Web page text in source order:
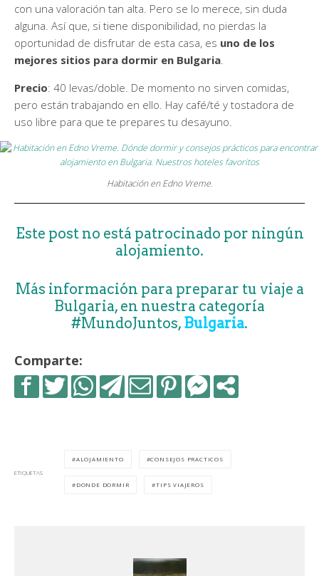
con una valoración tan alta. Pero se lo merece, sin duda
alguna. Así que, si tiene disponibilidad, no pierdas la
oportunidad de disfrutar de esta casa, es uno de los
mejores sitios para dormir en Bulgaria.
Precio: 40 levas/doble. De momento no sirven comidas,
pero están trabajando en ello. Hay café/té y tostadora de
uso libre para que te prepares tu desayuno.
Habitación en Edno Vreme.
Este post no está patrocinado por ningún
alojamiento.
Más información para preparar tu viaje a
Bulgaria, en nuestra categoría
#MundoJuntos, Bulgaria.
Comparte:
ETIQUETAS
ALOJAMIENTO CONSEJOS PRACTICOS
DONDE DORMIR TIPS VIAJEROS